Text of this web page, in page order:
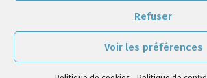
Refuser
Voir les préférences
Politique de cookies Politique de